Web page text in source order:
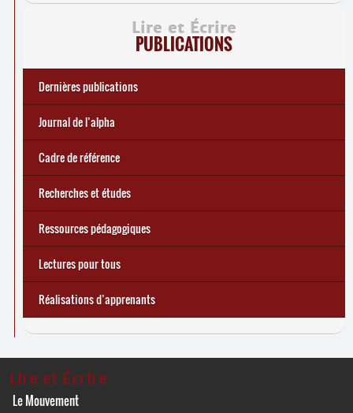
Lire et Écrire
PUBLICATIONS
Dernières publications
Réforme des allocations de chômage : premiers bilans
d’une exclusion annoncée
🎬 L’alpha populaire : c’est quoi ?
Statistiques 2025 sur les apprenant
Journal de l’alpha 241 (2
écrire demain
... Tous les articles
Journal de l’alpha
Cadre de référence
Recherches et études
Ressources pédagogiques
Lectures pour tous
Réalisations d’apprenants
Lire et Écrire
Le Mouvement